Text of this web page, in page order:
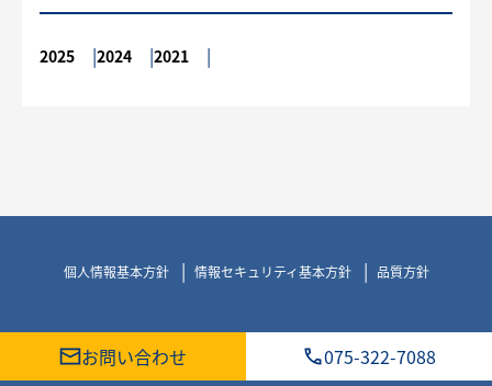
2025 2024 2021
個人情報基本方針 情報セキュリティ基本方針 品質方針
お問い合わせ 075-322-7088